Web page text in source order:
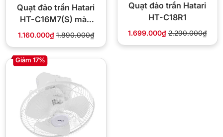
Quạt đảo trần Hatari
HT-C16M7(S) màu
trắng
1.160.000₫ 1.890.000₫
Quạt đảo trần Hatari
HT-C18R1
1.699.000₫ 2.290.000₫
Giảm 17%